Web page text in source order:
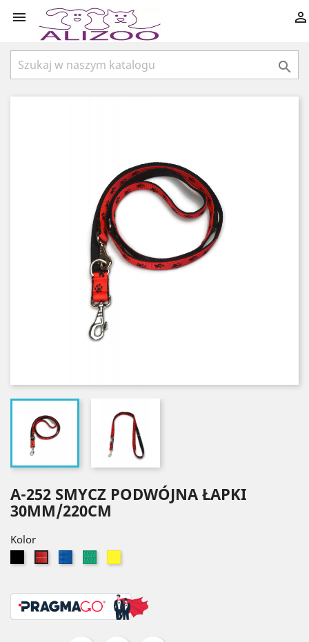
 

A-252 SMYCZ PODWÓJNA ŁAPKI
30MM/220CM
Kolor
CzarnyCzerwony
NiebieskiZielony